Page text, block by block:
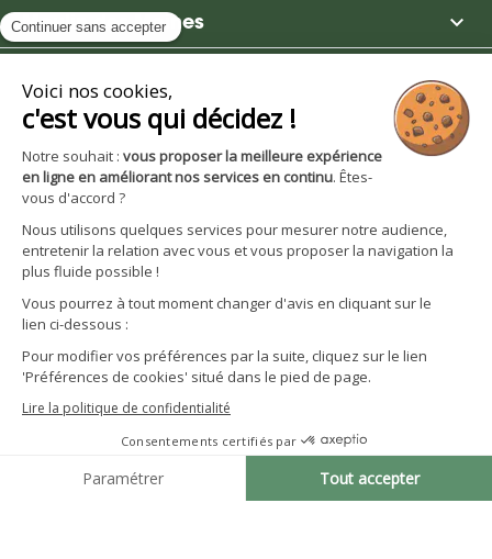
Moulin des Moines 
Avantages et services 
CGV particuliers
Politique de confidentialité